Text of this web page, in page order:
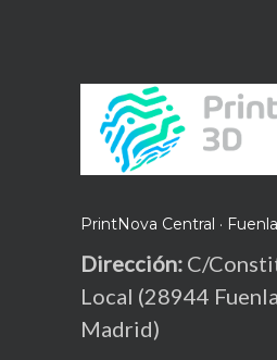
TikTok
PrintNova Central ·
Dirección: C/
Local (28944
Madrid)